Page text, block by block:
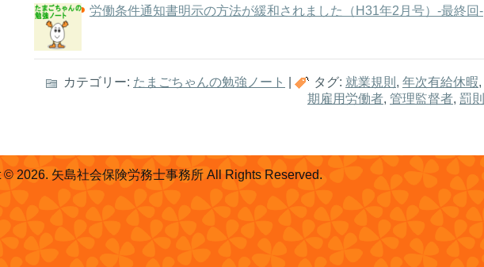
労働条件通知書明示の方法が緩和されました（H31年2月号）-最終回-
カテゴリー: たまごちゃんの勉強ノート タグ: 就業規則 , 年次有給休暇,
期雇用労働者, 管理監督者, 罰則
© 2026. 矢島社会保険労務士事務所 All Rights Reserved.